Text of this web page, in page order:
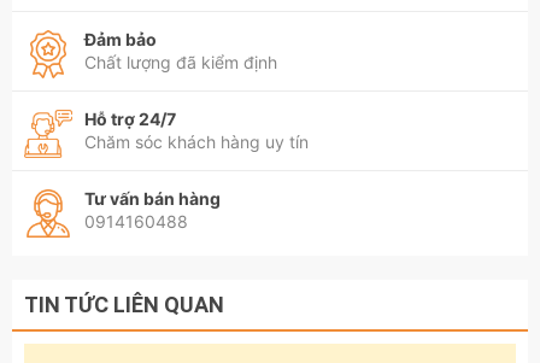
Đảm bảo
Chất lượng đã kiểm định
Hỗ trợ 24/7
Chăm sóc khách hàng uy tín
Tư vấn bán hàng
0914160488
TIN TỨC LIÊN QUAN